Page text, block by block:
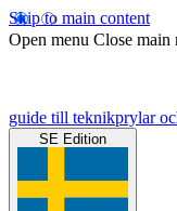
Skip to main content
Open menu Close main
guide till teknikprylar
SE Edition